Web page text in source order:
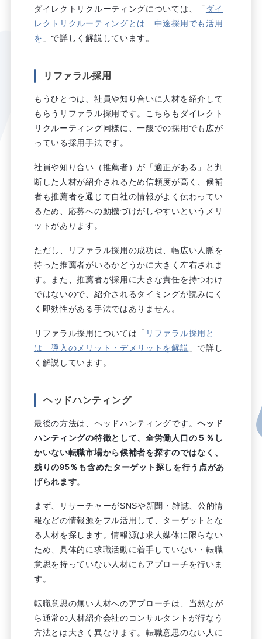
ダイレクトリクルーティングについては、「 ダイ
レクトリクルーティングとは 中途採用でも活用
を 」で詳しく解説しています。
リファラル採用
もうひとつは、社員や知り合いに人材を紹介して
もらうリファラル採用です。こちらもダイレクト
リクルーティング同様に、一般での採用でも広が
っている採用手法です。
社員や知り合い（推薦者）が「適正がある」と判
断した人材が紹介されるため信頼度が高く、候補
者も推薦者を通じて自社の情報がよく伝わってい
るため、応募への動機づけがしやすいというメリ
ットがあります。
ただし、リファラル採用の成功は、幅広い人脈を
持った推薦者がいるかどうかに大きく左右されま
す。また、推薦者が採用に大きな責任を持つわけ
ではないので、紹介されるタイミングが読みにく
く即効性がある手法ではありません。
リファラル採用については「 リファラル採用と
は 導入のメリット・デメリットを解説 」で詳し
く解説しています。
ヘッドハンティング
最後の方法は、ヘッドハンティングです。ヘッド
ハンティングの特徴として、全労働人口の５％し
かいない転職市場から候補者を探すのではなく、
残りの95％も含めたターゲット探しを行う点があ
げられます。
まず、リサーチャーがSNSや新聞・雑誌、公的情
報などの情報源をフル活用して、ターゲットとな
る人材を探します。情報源は求人媒体に限らない
ため、具体的に求職活動に着手していない・転職
意思を持っていない人材にもアプローチを行いま
す。
転職意思の無い人材へのアプローチは、当然なが
ら通常の人材紹介会社のコンサルタントが行なう
方法とは大きく異なります。転職意思のない人に